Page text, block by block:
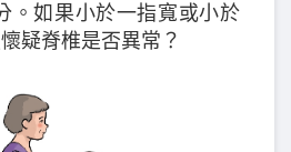
。如果小於一指寬或小於
疑脊椎是否異常？